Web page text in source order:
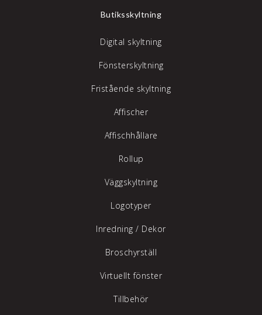
Butiksskyltning
Digital skyltning
Fönsterskyltning
Fristående skyltning
Affischer
Affischhållare
Rollup
Väggskyltning
Logotyper
Inredning / Dekor
Broschyrställ
Virtuellt fönster
Tillbehör